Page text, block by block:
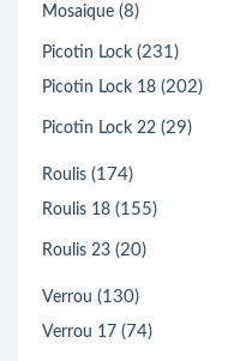
Mosaique (8)
Picotin Lock (231)
Picotin Lock 18 (202)
Picotin Lock 22 (29)
Roulis (174)
Roulis 18 (155)
Roulis 23 (20)
Verrou (130)
Verrou 17 (74)